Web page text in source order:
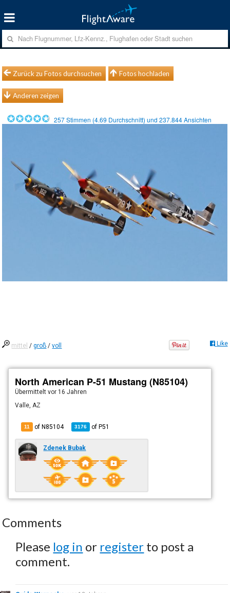
Zurück zu Fotos durchsuchen Fotos hochladen
Anderen zeigen
257Stimmen (4.69 Durchschnitt) und237.844Ansichten
mittel /groß /voll Like
North American P-51 Mustang (N85104)
Übermitteltvor 16 Jahren
Valle, AZ
11 of N85104 3176 ofP51
Zdenek Bubak
Comments
Please log in or register to post a
comment.